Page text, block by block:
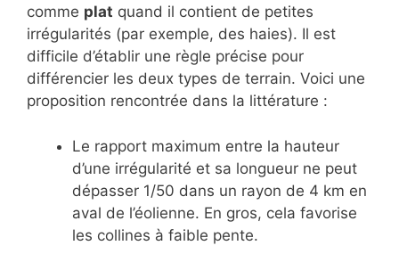
comme plat quand il contient de petites
irrégularités (par exemple, des haies). Il est
difficile d’établir une règle précise pour
différencier les deux types de terrain. Voici une
proposition rencontrée dans la littérature :
Le rapport maximum entre la hauteur
d’une irrégularité et sa longueur ne peut
dépasser 1/50 dans un rayon de 4 km en
aval de l’éolienne. En gros, cela favorise
les collines à faible pente.